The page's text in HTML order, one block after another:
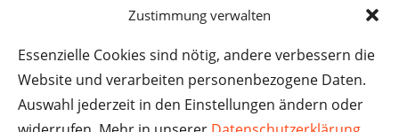
Zustimmung verwalten
Essenzielle Cookies sind nötig, andere verbessern die
Website und verarbeiten personenbezogene Daten.
Auswahl jederzeit in den Einstellungen ändern oder